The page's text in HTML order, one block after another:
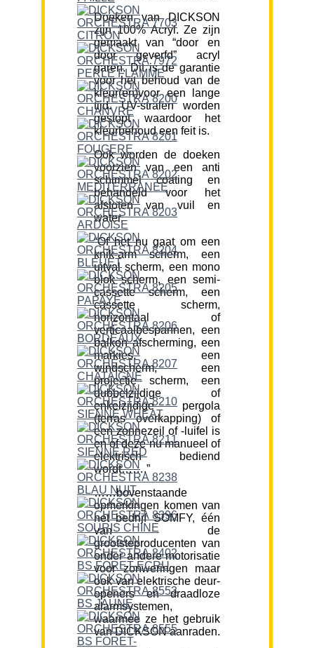
Doeken van DICKSON
zijn 100% Acryl. Ze zijn
gemaakt van “door en
door geverfd” acryl
garen. Dit is de garantie
voor het behoud van de
kleur(en)voor een lange
tijd. UV-stralen worden
gestopt waardoor het
kleurbehoud een feit is.
Ook worden de doeken
voorzien van een anti
schimmel coating en
behandeld voor het
afstoten van vuil en
water.
“Of het nu gaat om een
knik-arm scherm, een
uitval scherm, een mono
blok scherm, een semi-
cassette scherm, een
cassette scherm,
horizontaal of
verticaalbespannen, een
balkon afscherming, een
markies, een
windscherm, een
projectie scherm, een
dubbelzijdige of
enkelzijdige pergola
(terras overkapping) of
een zonnezeil of -luifel is
en of deze nu manueel of
elektrisch bediend
wordt…….”
……bovenstaande
opmerkingen komen van
het bedrijf SOMFY, één
van de
grootsteproducenten van
onder andere motorisatie
voor zonweringen maar
ook van elektrische deur-
openers en draadloze
alarmsystemen,
waarmee ze het gebruik
van DICKSON aanraden.